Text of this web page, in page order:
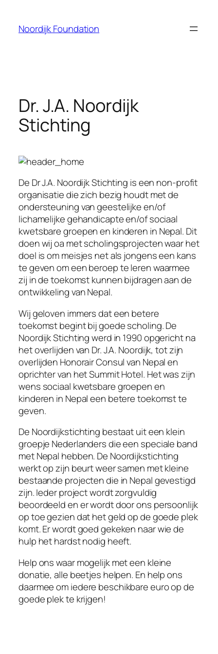
content
Noordijk Foundation
Dr. J.A. Noordijk
Stichting
De Dr J.A. Noordijk Stichting is een non-profit
organisatie die zich bezig houdt met de
ondersteuning van geestelijke en/of
lichamelijke gehandicapte en/of sociaal
kwetsbare groepen en kinderen in Nepal. Dit
doen wij oa met scholingsprojecten waar het
doel is om meisjes net als jongens een kans
te geven om een beroep te leren waarmee
zij in de toekomst kunnen bijdragen aan de
ontwikkeling van Nepal.
Wij geloven immers dat een betere
toekomst begint bij goede scholing. De
Noordijk Stichting werd in 1990 opgericht na
het overlijden van Dr. J.A. Noordijk, tot zijn
overlijden Honorair Consul van Nepal en
oprichter van het Summit Hotel. Het was zijn
wens sociaal kwetsbare groepen en
kinderen in Nepal een betere toekomst te
geven.
De Noordijkstichting bestaat uit een klein
groepje Nederlanders die een speciale band
met Nepal hebben. De Noordijkstichting
werkt op zijn beurt weer samen met kleine
bestaande projecten die in Nepal gevestigd
zijn. Ieder project wordt zorgvuldig
beoordeeld en er wordt door ons persoonlijk
op toe gezien dat het geld op de goede plek
komt. Er wordt goed gekeken naar wie de
hulp het hardst nodig heeft.
Help ons waar mogelijk met een kleine
donatie, alle beetjes helpen. En help ons
daarmee om iedere beschikbare euro op de
goede plek te krijgen!